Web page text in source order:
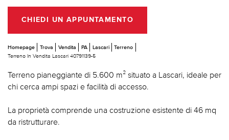
CHIEDI UN APPUNTAMENTO
Homepage Trova Vendita PA Lascari
Terreno
Terreno In Vendita Lascari 40791139-5
Terreno pianeggiante di 5.600 m² situato a Lascari, ideale per
chi cerca ampi spazi e facilità di accesso.
La proprietà comprende una costruzione esistente di 46 mq
da ristrutturare.